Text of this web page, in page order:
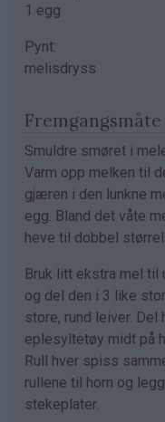
1 egg
Pynt:
melisdryss
Fremgangsmåte
Smuldre smøret i
Varm opp melken til
gjæren i den lunkne
egg. Bland det våte
heve til dobbel
Bruk litt ekstra mel til
og del den i 3 like
store, rund leiver.
eplesyltetøy midt på
Rull hver spiss
rullene til horn og
stekeplater.